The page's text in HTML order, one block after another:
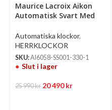
Maurice Lacroix Aikon
Automatisk Svart Med
Visare/Gummi 43 Mm
Automatiska klockor,
HERRKLOCKOR
SKU:AI6058-SS001-330-1
Slut i lager
25 990kr 20 490kr